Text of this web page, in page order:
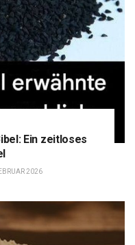
Ein zeitloses
2026